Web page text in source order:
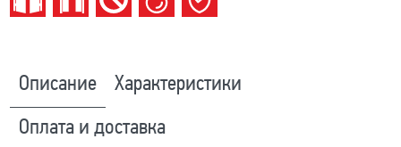
Описание Характеристики
Оплата и доставка